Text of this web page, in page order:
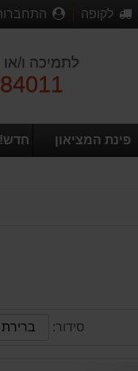
לקופה
לתמיכה ו/או
טלפון:
פינת המציאון חדש!
סידור: